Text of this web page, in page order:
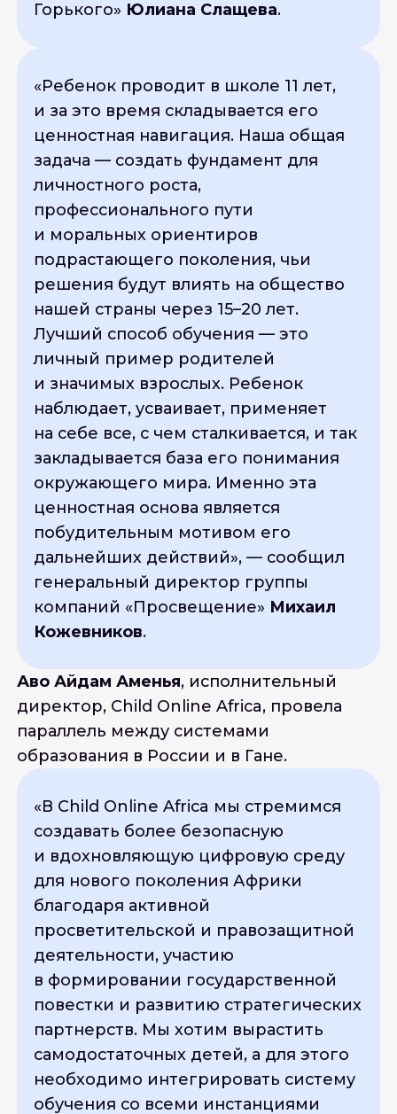
Горького» Юлиана Слащева.
«Ребенок проводит в школе 11 лет,
и за это время складывается его
ценностная навигация. Наша общая
задача — создать фундамент для
личностного роста,
профессионального пути
и моральных ориентиров
подрастающего поколения, чьи
решения будут влиять на общество
нашей страны через 15–20 лет.
Лучший способ обучения — это
личный пример родителей
и значимых взрослых. Ребенок
наблюдает, усваивает, применяет
на себе все, с чем сталкивается, и так
закладывается база его понимания
окружающего мира. Именно эта
ценностная основа является
побудительным мотивом его
дальнейших действий», — сообщил
генеральный директор группы
компаний «Просвещение» Михаил
Кожевников.
Аво Айдам Аменья, исполнительный
директор, Child Online Africa, провела
параллель между системами
образования в России и в Гане.
«В Child Online Africa мы стремимся
создавать более безопасную
и вдохновляющую цифровую среду
для нового поколения Африки
благодаря активной
просветительской и правозащитной
деятельности, участию
в формировании государственной
повестки и развитию стратегических
партнерств. Мы хотим вырастить
самодостаточных детей, а для этого
необходимо интегрировать систему
обучения со всеми инстанциями